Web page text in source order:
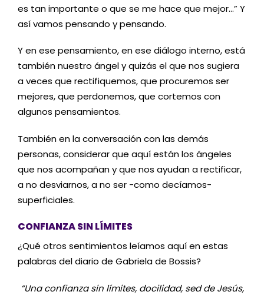
es tan importante o que se me hace que mejor…” Y
así vamos pensando y pensando.
Y en ese pensamiento, en ese diálogo interno, está
también nuestro ángel y quizás el que nos sugiera
a veces que rectifiquemos, que procuremos ser
mejores, que perdonemos, que cortemos con
algunos pensamientos.
También en la conversación con las demás
personas, considerar que aquí están los ángeles
que nos acompañan y que nos ayudan a rectificar,
a no desviarnos, a no ser -como decíamos-
superficiales.
CONFIANZA SIN LÍMITES
¿Qué otros sentimientos leíamos aquí en estas
palabras del diario de Gabriela de Bossis?
“Una confianza sin límites, docilidad, sed de Jesús,